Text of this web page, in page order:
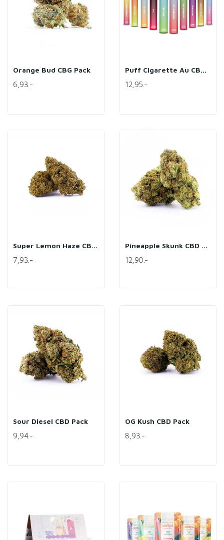
Orange Bud CBG Pack
6,93.-
Puff Cigarette Au CBD (5 %)
12,95.-
Super Lemon Haze CBD Pack
7,93.-
Pineapple Skunk CBD Pack
12,90.-
Sour Diesel CBD Pack
9,94.-
OG Kush CBD Pack
8,93.-